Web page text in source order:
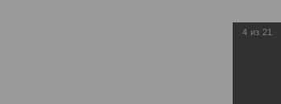
4 из 21